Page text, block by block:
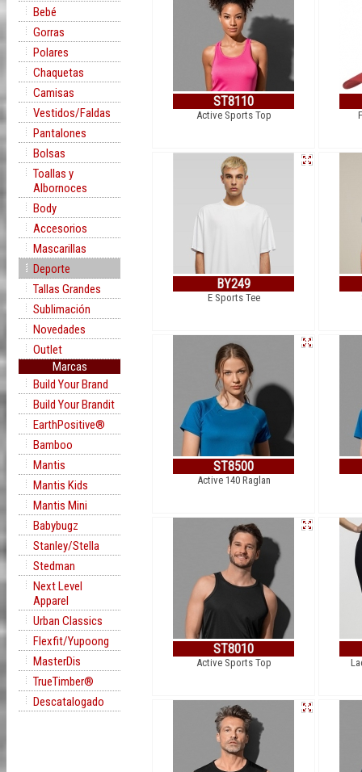
Bebé
Gorras
Polares
Chaquetas
Camisas
Vestidos/Faldas
Pantalones
Bolsas
Toallas y
Albornoces
Body
Accesorios
Mascarillas
Deporte
Tallas Grandes
Sublimación
Novedades
Outlet
Marcas
Build Your Brand
Build Your Brandit
EarthPositive®
Bamboo
Mantis
Mantis Kids
Mantis Mini
Babybugz
Stanley/Stella
Stedman
Next Level
Apparel
Urban Classics
Flexfit/Yupoong
MasterDis
TrueTimber®
Descatalogado
ST8110
Active Sports Top
BY249
E Sports Tee
ST8500
Active 140 Raglan
ST8010
Active Sports Top